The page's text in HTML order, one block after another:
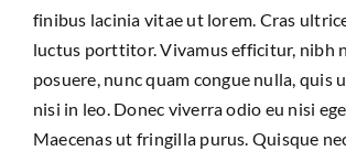
finibus lacinia vitae ut lorem. Cras
luctus porttitor. Vivamus efficitur, nibh
posuere, nunc quam congue nulla, quis
nisi in leo. Donec viverra odio eu nisi
Maecenas ut fringilla purus. Quisque